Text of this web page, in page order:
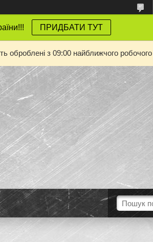
ПРИДБАТИ ТУТ
оброблені з 09:00 найближчого робочого